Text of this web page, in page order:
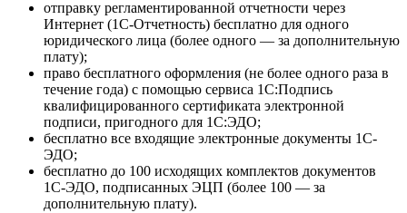
отправку регламентированной отчетности через
Интернет (1С-Отчетность) бесплатно для одного
юридического лица (более одного — за дополнительную
плату);
право бесплатного оформления (не более одного раза в
течение года) с помощью сервиса 1С:Подпись
квалифицированного сертификата электронной
подписи, пригодного для 1С:ЭДО;
бесплатно все входящие электронные документы 1С-
ЭДО;
бесплатно до 100 исходящих комплектов документов
1С-ЭДО, подписанных ЭЦП (более 100 — за
дополнительную плату).